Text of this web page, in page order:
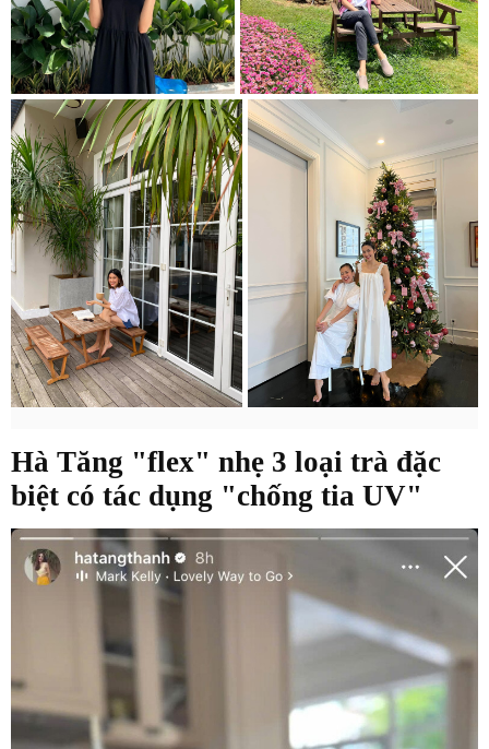
Hà Tăng "flex" nhẹ 3 loại trà đặc
biệt có tác dụng "chống tia UV"